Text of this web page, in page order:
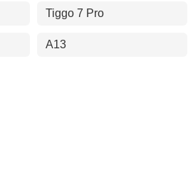
Tiggo 7 Pro
A13